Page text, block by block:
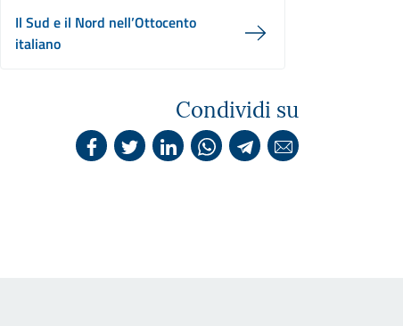
Il Sud e il Nord nell’Ottocento
italiano
Condividi su